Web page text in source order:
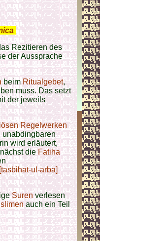
Rezitieren des
der Aussprache
beimRitualgebet,
muss. Das setzt
der jeweils
Regelwerken
unabdingbaren
wird erläutert,
dieFatiha
ul-arba]
Surenverlesen
auch ein Teil